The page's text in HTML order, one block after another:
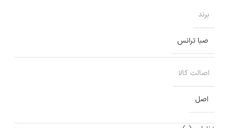
برند
صبا ترانس
اصالت کالا
اصل